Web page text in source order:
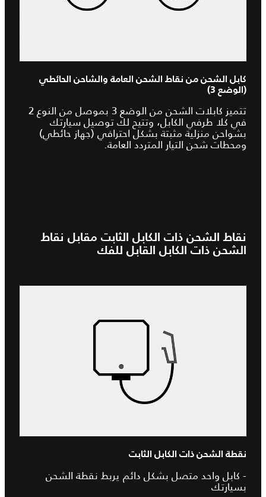
كابل الشحن من نقاط الشحن العامة والشاحن الحائطي
(الوضع 3)
تتميز كابلات الشحن من الوضع 3 بموصل من النوع 2
في كلا طرفي الكابل، وتتيح لك توصيل سيارتك
بشواحن منزلية مثبتة بشكل احترافي (جهاز حائطي)
ومحطات شحن التيار المتردد العامة.
نقاط الشحن ذات الكابل الثابت مقابل نقاط
الشحن ذات الكابل القابل للفك
نقطة الشحن ذات الكابل الثابت
- كابل واحد متصل بشكل دائم يربط نقطة الشحن
بسيارتك